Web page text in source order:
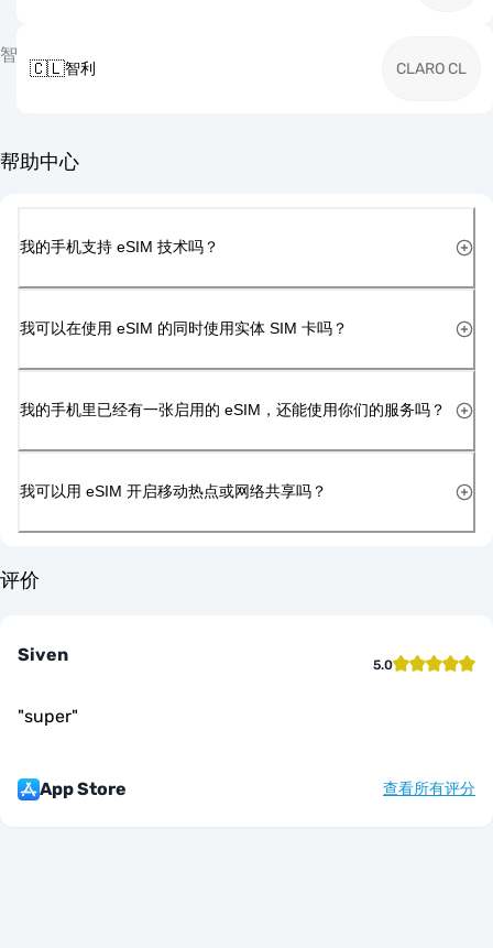
智
🇨🇱智利 CLARO CL
帮助中心
我的手机支持 eSIM 技术吗？
我可以在使用 eSIM 的同时使用实体 SIM 卡吗？
我的手机里已经有一张启用的 eSIM，还能使用你们的服务吗？
我可以用 eSIM 开启移动热点或网络共享吗？
评价
Siven 5.0
"super"
App Store 查看所有评分